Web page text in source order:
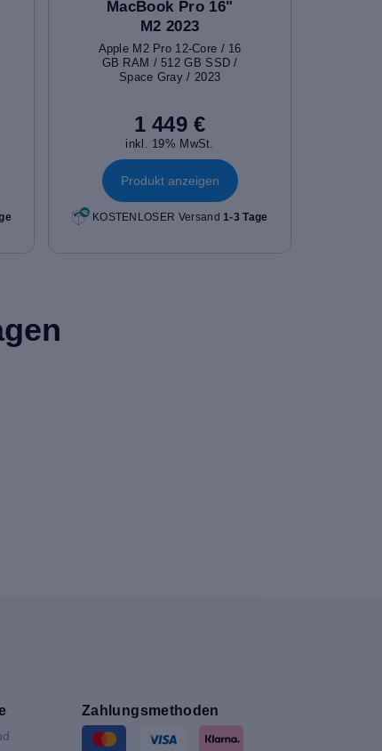
MacBook Pro 16"
M2 2023
Apple M2 Pro 12-Core / 16
GB RAM / 512 GB SSD /
Space Gray / 2023
1 449 €
inkl. 19% MwSt.
Produkt anzeigen
KOSTENLOSER Versand1-3 Tage
Zahlungsmethoden